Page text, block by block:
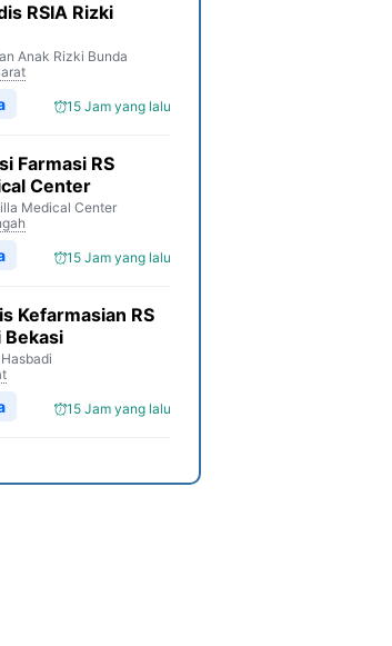
RSIA Rizki
Anak Rizki Bunda
15 Jam yang lalu
Farmasi RS
Center
Medical Center
15 Jam yang lalu
Kefarmasian RS
Bekasi
15 Jam yang lalu